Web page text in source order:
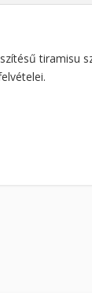
tiramisu